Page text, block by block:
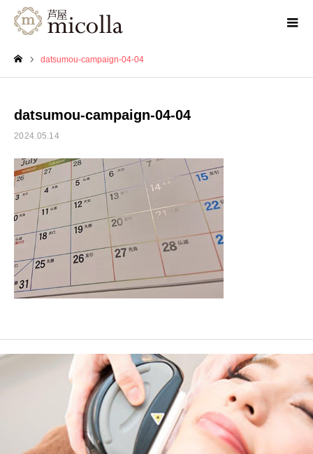
datsumou-campaign-04-04
datsumou-campaign-04-04
2024.05.14